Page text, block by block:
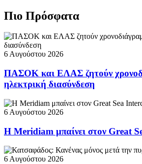
Πιο Πρόσφατα
6 Αυγούστου 2026
ΠΑΣΟΚ και ΕΛΑΣ ζητούν
ηλεκτρική διασύνδεση
6 Αυγούστου 2026
Η Meridiam μπαίνει στον Great
6 Αυγούστου 2026